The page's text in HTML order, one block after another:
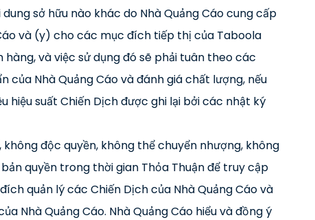
sở hữu nào khác do Nhà Quảng Cáo cung cấp
và (y) cho các mục đích tiếp thị của Taboola
và việc sử dụng đó sẽ phải tuân theo các
của Nhà Quảng Cáo và đánh giá chất lượng, nếu
hiệu suất Chiến Dịch được ghi lại bởi các nhật ký
độc quyền, không thể chuyển nhượng, không
quyền trong thời gian Thỏa Thuận để truy cập
quản lý các Chiến Dịch của Nhà Quảng Cáo và
Nhà Quảng Cáo. Nhà Quảng Cáo hiểu và đồng ý